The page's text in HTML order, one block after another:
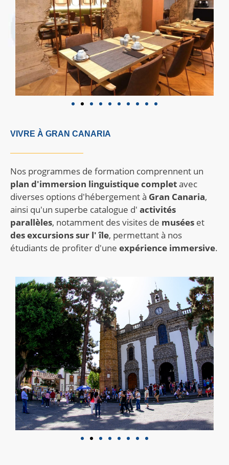
VIVRE À GRAN CANARIA
Nos programmes de formation comprennent un
plan d'immersion linguistique completavec
diverses options d'hébergement à Gran Canaria,
ainsi qu'un superbe catalogue d' activités
parallèles, notamment des visites de musées et
des excursions sur l' île, permettant à nos
étudiants de profiter d'une expérience immersive.